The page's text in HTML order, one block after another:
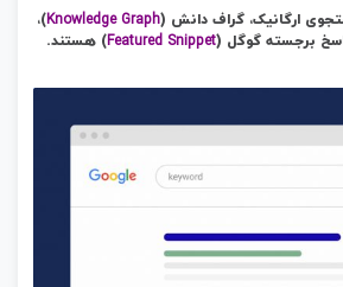
ارگانیک، گراف دانش (Knowledge Graph)،
برجسته گوگل (Featured Snippet) هستند.